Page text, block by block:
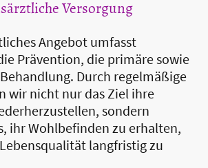
Versorgung
Angebot umfasst
Prävention, die primäre sowie
Durch regelmäßige
wir nicht nur das Ziel ihre
sondern
ihr Wohlbefinden zu erhalten,
langfristig zu